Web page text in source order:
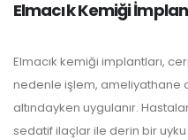
Elmacık Kemiği
Elmacık kemiği implantları,
nedenle işlem, ameliyathane
altındayken uygulanır.
sedatif ilaçlar ile derin bir